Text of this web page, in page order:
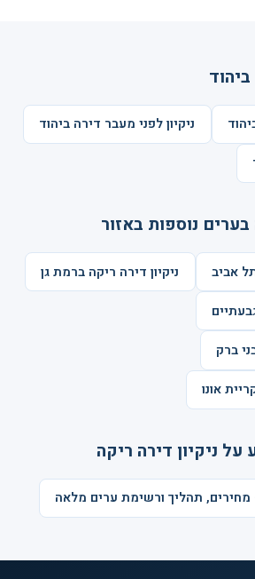
ניקיון לפני מעבר דירה ביהוד
בערים נוספות באזור
אביב ניקיון דירה ריקה ברמת גן
ברק
אונו
ניקיון דירה ריקה
מחירים, תהליך ורשימת ערים מלאה